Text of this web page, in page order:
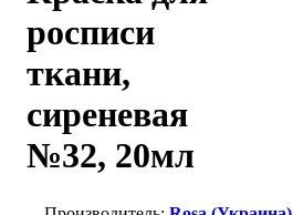
росписи
ткани,
сиреневая
№32, 20мл